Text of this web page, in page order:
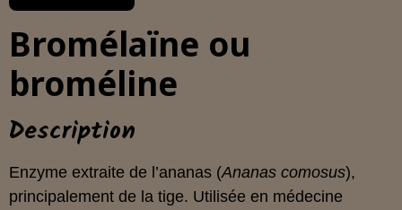
Bromélaïne ou
broméline
Description
Enzyme extraite de l’ananas (Ananas comosus),
principalement de la tige. Utilisée en médecine